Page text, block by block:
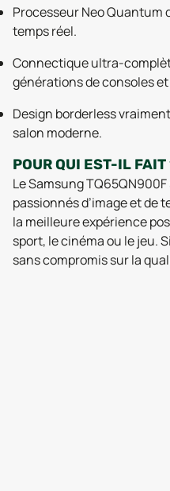
Processeur Neo Quantum
temps réel.
Connectique ultra-
générations de consoles
Design borderless
salon moderne.
POUR QUI EST-IL FAIT
Le Samsung
passionnés d’image et de
la meilleure expérience
sport, le cinéma ou le jeu.
sans compromis sur la